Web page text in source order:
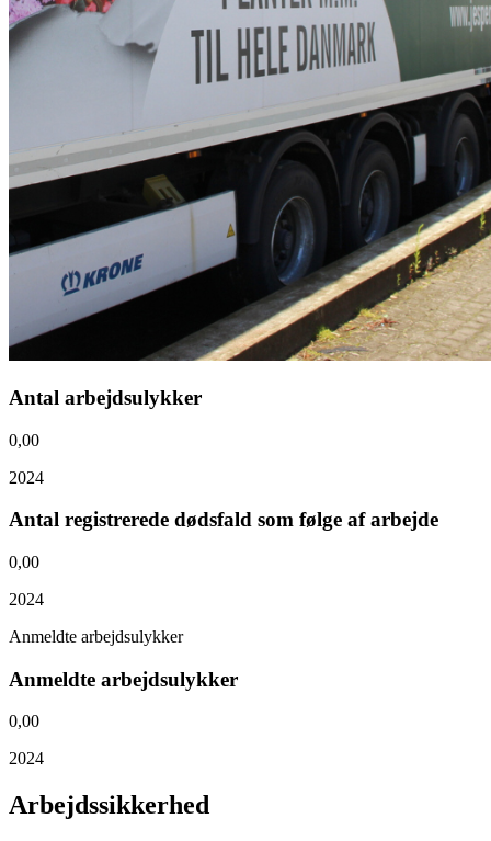
Antal arbejdsulykker
0,00
2024
Antal registrerede dødsfald som følge af arbejde
0,00
2024
Anmeldte arbejdsulykker
Anmeldte arbejdsulykker
0,00
2024
Arbejdssikkerhed